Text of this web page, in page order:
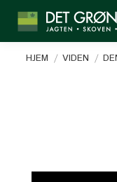
HJEM VIDEN